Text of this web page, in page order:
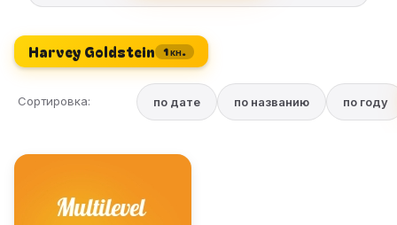
Harvey Goldstein 1 кн.
Сортировка: по дате по названию по году